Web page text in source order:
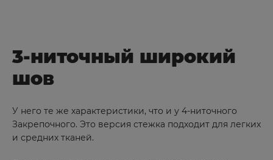
3-ниточный широкий
шов
У него те же характеристики, что и у 4-ниточного
Закрепочного. Это версия стежка подходит для легких
и средних тканей.